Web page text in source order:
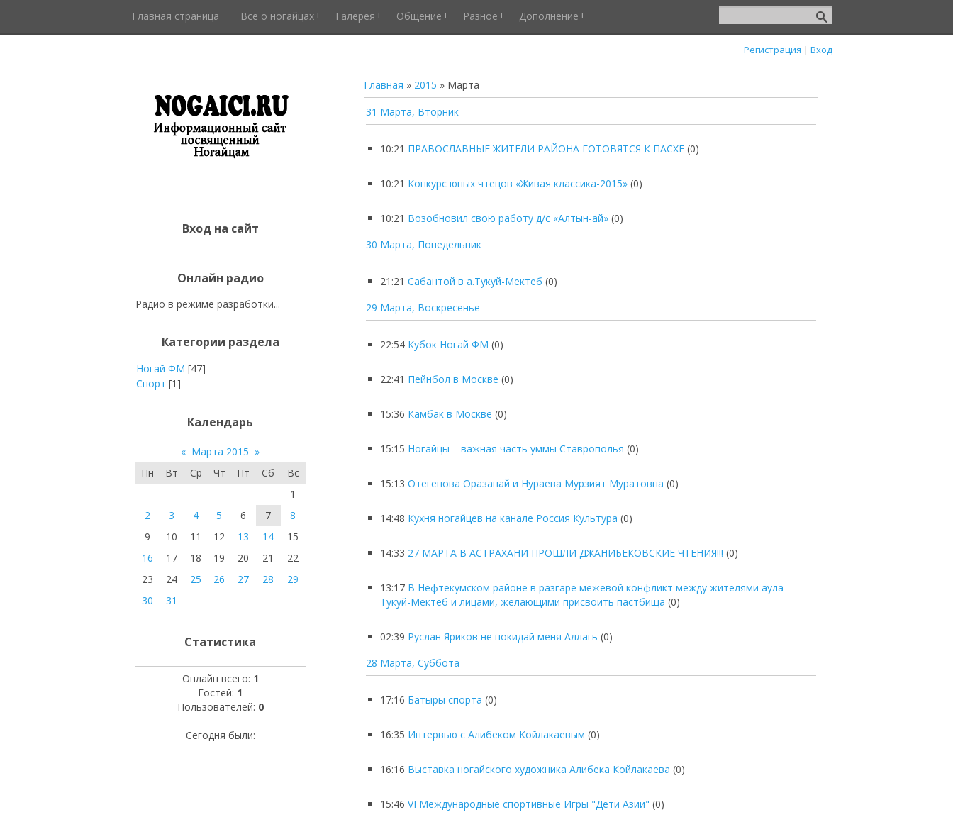
Главная страница Все о ногайцах Галерея Общение Разное Дополнение
Регистрация | Вход
Главная » 2015 » Марта
31 Марта, Вторник
10:21 ПРАВОСЛАВНЫЕ ЖИТЕЛИ РАЙОНА ГОТОВЯТСЯ К ПАСХЕ (0)
10:21 Конкурс юных чтецов «Живая классика-2015» (0)
10:21 Возобновил свою работу д/с «Алтын-ай» (0)
30 Марта, Понедельник
21:21 Сабантой в а.Тукуй-Мектеб (0)
29 Марта, Воскресенье
22:54 Кубок Ногай ФМ (0)
22:41 Пейнбол в Москве (0)
15:36 Камбак в Москве (0)
15:15 Ногайцы – важная часть уммы Ставрополья (0)
15:13 Отегенова Оразапай и Нураева Мурзият Муратовна (0)
14:48 Кухня ногайцев на канале Россия Культура (0)
14:33 27 МАРТА В АСТРАХАНИ ПРОШЛИ ДЖАНИБЕКОВСКИЕ ЧТЕНИЯ!!! (0)
13:17 В Нефтекумском районе в разгаре межевой конфликт между жителями аула
Тукуй-Мектеб и лицами, желающими присвоить пастбища (0)
02:39 Руслан Яриков не покидай меня Аллагь (0)
28 Марта, Суббота
17:16 Батыры спорта (0)
16:35 Интервью с Алибеком Койлакаевым (0)
16:16 Выставка ногайского художника Алибека Койлакаева (0)
15:46 VI Международные спортивные Игры "Дети Азии" (0)
Вход на сайт
Онлайн радио
Радио в режиме разработки...
Категории раздела
Ногай ФМ [47]
Спорт [1]
Календарь
« Марта 2015 »
Пн
Вт Ср Чт Пт Сб
Вс
1
2
3 4 5 6 7
8
9
10 11 12 13 14
15
16
17 18 19 20 21
22
23
24 25 26 27 28
29
30
31
Статистика
Онлайн всего: 1
Гостей: 1
Пользователей: 0
Сегодня были: